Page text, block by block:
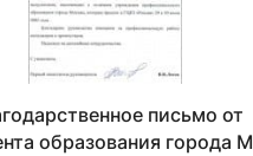
письмо от
образования города